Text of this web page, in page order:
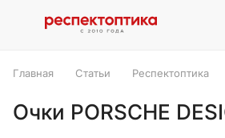
Главная Статьи Респектоптика
Очки PORSCHE